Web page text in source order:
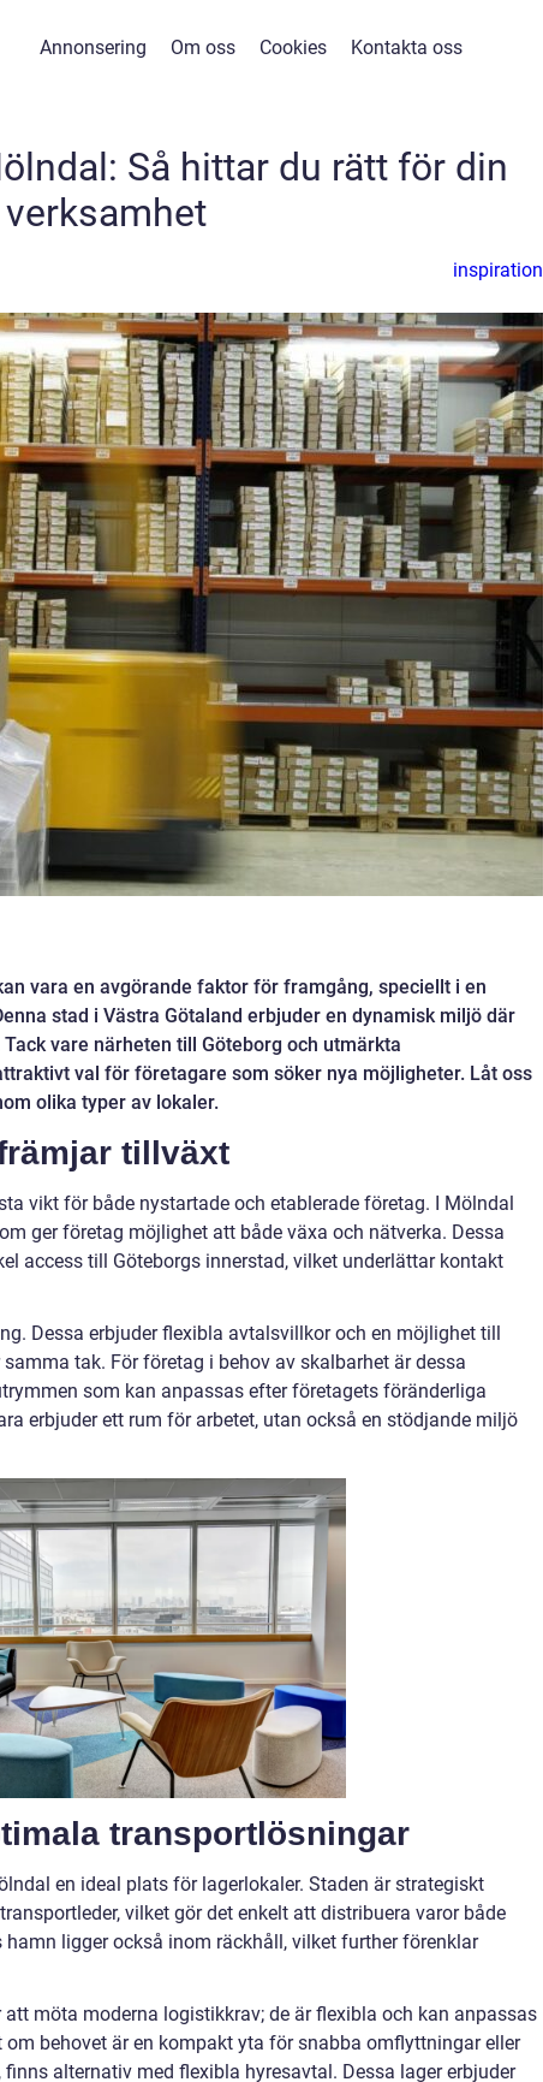
Annonsering Om oss Cookies Kontakta oss
Så hittar du rätt för din
verksamhet
inspiration
vara en avgörande faktor för framgång, speciellt i en
stad i Västra Götaland erbjuder en dynamisk miljö där
vare närheten till Göteborg och utmärkta
val för företagare som söker nya möjligheter. Låt oss
olika typer av lokaler.
tillväxt
vikt för både nystartade och etablerade företag. I Mölndal
ger företag möjlighet att både växa och nätverka. Dessa
access till Göteborgs innerstad, vilket underlättar kontakt
Dessa erbjuder flexibla avtalsvillkor och en möjlighet till
tak. För företag i behov av skalbarhet är dessa
som kan anpassas efter företagets föränderliga
erbjuder ett rum för arbetet, utan också en stödjande miljö
transportlösningar
en ideal plats för lagerlokaler. Staden är strategiskt
vilket gör det enkelt att distribuera varor både
ligger också inom räckhåll, vilket further förenklar
möta moderna logistikkrav; de är flexibla och kan anpassas
behovet är en kompakt yta för snabba omflyttningar eller
alternativ med flexibla hyresavtal. Dessa lager erbjuder